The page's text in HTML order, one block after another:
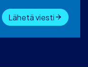
Lähetä viesti